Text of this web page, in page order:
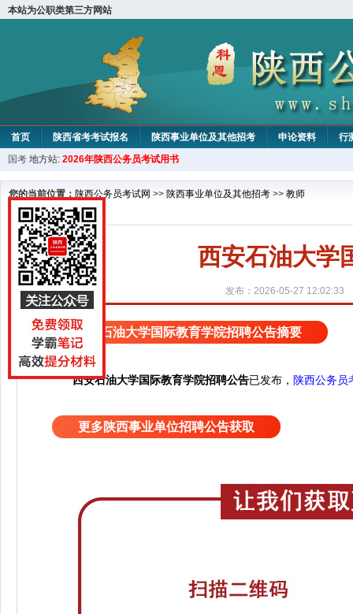
本站为公职类第三方网站
首页 陕西省考考试报名 陕西事业单位及其他招考 申论资料
行
国考 地方站: 2026年陕西公务员考试用书
您的当前位置： 陕西公务员考试网 >> 陕西事业单位及其他招考 >> 教师
西安石油大学
发布：2026-05-27 12:02:33
西安石油大学国际教育学院招聘公告摘要
西安石油大学国际教育学院招聘公告已发布， 陕西公务员
更多陕西事业单位招聘公告获取